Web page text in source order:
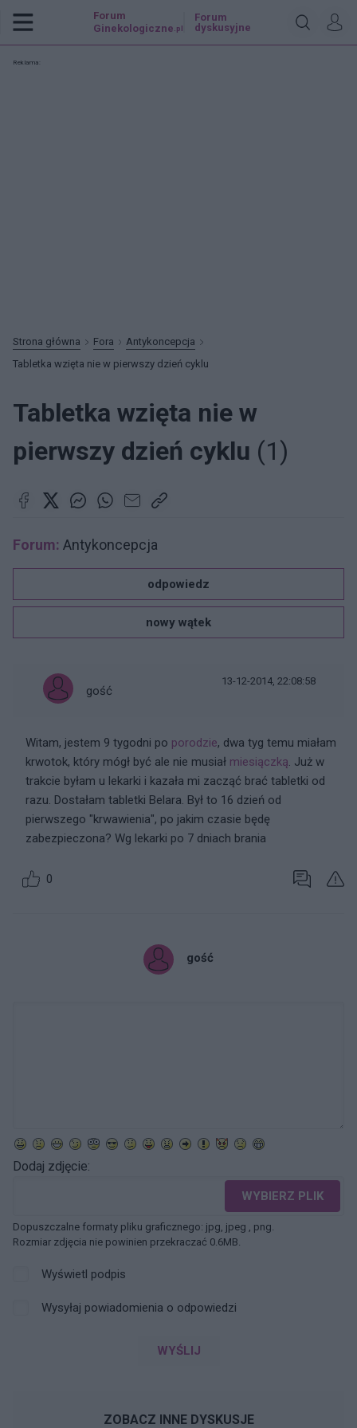
Forum
Ginekologiczne .pl
Forum
dyskusyjne
Reklama:
Strona główna Fora
Antykoncepcja
Tabletka wzięta nie w pierwszy dzień cyklu
Tabletka wzięta nie w
pierwszy dzień cyklu (1)
Forum: Antykoncepcja
odpowiedz
nowy wątek
gość
13-12-2014, 22:08:58
Witam, jestem 9 tygodni po porodzie, dwa tyg temu miałam
krwotok, który mógł być ale nie musiał miesiączką. Już w
trakcie byłam u lekarki i kazała mi zacząć brać tabletki od
razu. Dostałam tabletki Belara. Był to 16 dzień od
pierwszego "krwawienia", po jakim czasie będę
zabezpieczona? Wg lekarki po 7 dniach brania
0
gość
Dodaj zdjęcie:
WYBIERZ PLIK
Dopuszczalne formaty pliku graficznego: jpg, jpeg , png.
Rozmiar zdjęcia nie powinien przekraczać 0.6MB.
Wyświetl podpis
Wysyłaj powiadomienia o odpowiedzi
WYŚLIJ
ZOBACZ INNE DYSKUSJE